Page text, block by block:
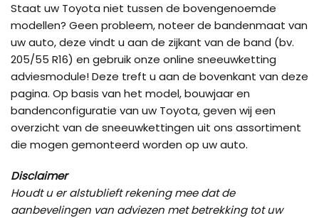
Staat uw Toyota niet tussen de bovengenoemde
modellen? Geen probleem, noteer de bandenmaat van
uw auto, deze vindt u aan de zijkant van de band (bv.
205/55 R16) en gebruik onze online sneeuwketting
adviesmodule! Deze treft u aan de bovenkant van deze
pagina. Op basis van het model, bouwjaar en
bandenconfiguratie van uw Toyota, geven wij een
overzicht van de sneeuwkettingen uit ons assortiment
die mogen gemonteerd worden op uw auto.
Disclaimer
Houdt u er alstublieft rekening mee dat de
aanbevelingen van adviezen met betrekking tot uw